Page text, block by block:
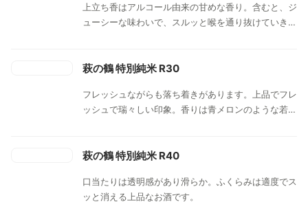
上立ち香はアルコール由来の甘めな香り。含むと、ジ
ューシーな味わいで、スルッと喉を通り抜けていきま
萩の鶴 特別純米 R30
フレッシュながらも落ち着きがあります。上品でフレ
ッシュで瑞々しい印象。香りは青メロンのような若々
萩の鶴 特別純米 R40
口当たりは透明感があり滑らか。ふくらみは適度でス
ッと消える上品なお酒です。